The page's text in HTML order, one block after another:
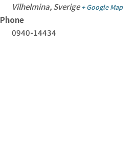
Vilhelmina, Sverige + Google Map
Phone
0940-14434